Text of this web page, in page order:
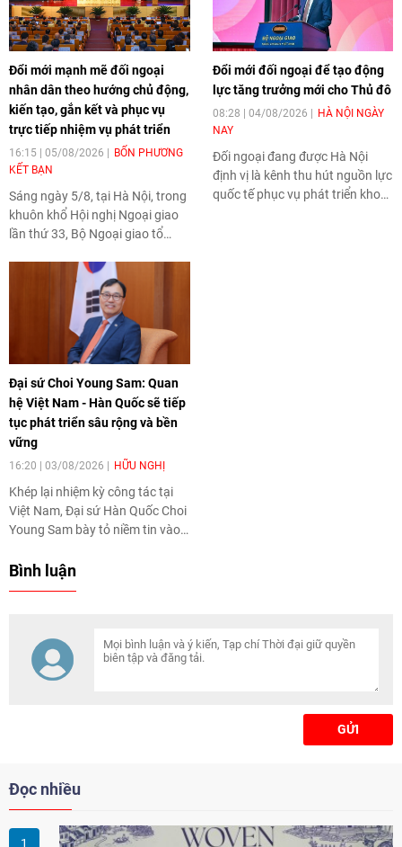
Đổi mới mạnh mẽ đối ngoại
nhân dân theo hướng chủ động,
kiến tạo, gắn kết và phục vụ
trực tiếp nhiệm vụ phát triển
16:15 | 05/08/2026
BỐN PHƯƠNG
KẾT BẠN
Sáng ngày 5/8, tại Hà Nội, trong
khuôn khổ Hội nghị Ngoại giao
lần thứ 33, Bộ Ngoại giao tổ
ngoại Đảng và đối ngoại nhân
dân theo hình thức trực tiếp kết
hợp trực tuyến với 34 tỉnh, thành
phố trên cả nước và các Cơ
quan đại diện Việt Nam ở nước
ngoài.
Đổi mới đối ngoại để tạo động
lực tăng trưởng mới cho Thủ đô
08:28 | 04/08/2026
HÀ NỘI NGÀY
NAY
Đối ngoại đang được Hà Nội
định vị là kênh thu hút nguồn lực
quốc tế phục vụ phát triển khoa
Đại sứ Choi Young Sam: Quan
hệ Việt Nam - Hàn Quốc sẽ tiếp
tục phát triển sâu rộng và bền
vững
16:20 | 03/08/2026 HỮU NGHỊ
Khép lại nhiệm kỳ công tác tại
Việt Nam, Đại sứ Hàn Quốc Choi
Young Sam bày tỏ niềm tin vào
bền vững của quan hệ Việt Nam
hai nước. Trao đổi với Tạp chí
Thời đại, Đại sứ kỳ vọng hai
nước sẽ tiếp tục làm sâu sắc
Bình luận
GỬI
Đọc nhiều